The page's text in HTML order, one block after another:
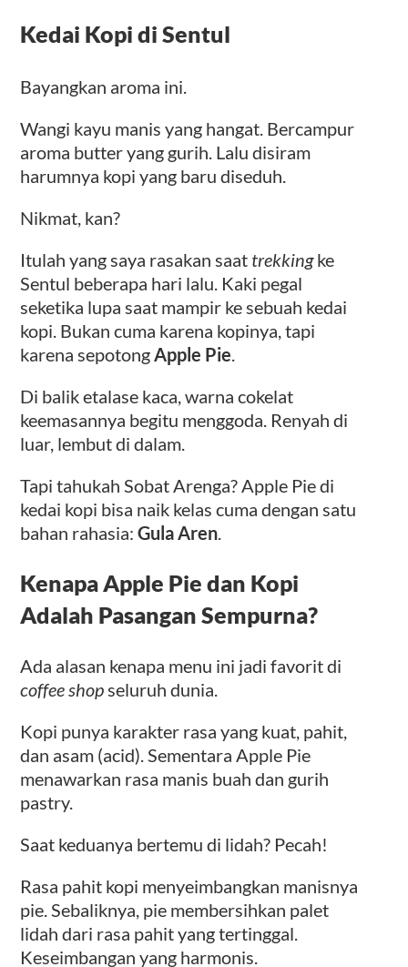
Kedai Kopi di Sentul
Bayangkan aroma ini.
Wangi kayu manis yang hangat. Bercampur
aroma butter yang gurih. Lalu disiram
harumnya kopi yang baru diseduh.
Nikmat, kan?
Itulah yang saya rasakan saat trekkingke
Sentul beberapa hari lalu. Kaki pegal
seketika lupa saat mampir ke sebuah kedai
kopi. Bukan cuma karena kopinya, tapi
karena sepotongApple Pie.
Di balik etalase kaca, warna cokelat
keemasannya begitu menggoda. Renyah di
luar, lembut di dalam.
Tapi tahukah Sobat Arenga? Apple Pie di
kedai kopi bisa naik kelas cuma dengan satu
bahan rahasia:Gula Aren.
Kenapa Apple Pie dan Kopi
Adalah Pasangan Sempurna?
Ada alasan kenapa menu ini jadi favorit di
coffee shopseluruh dunia.
Kopi punya karakter rasa yang kuat, pahit,
dan asam (acid). Sementara Apple Pie
menawarkan rasa manis buah dan gurih
pastry.
Saat keduanya bertemu di lidah? Pecah!
Rasa pahit kopi menyeimbangkan manisnya
pie. Sebaliknya, pie membersihkan palet
lidah dari rasa pahit yang tertinggal.
Keseimbangan yang harmonis.